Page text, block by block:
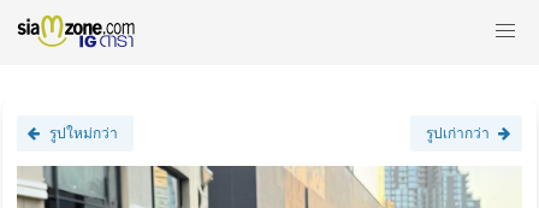
รูปใหม่กว่า รูปเก่ากว่า